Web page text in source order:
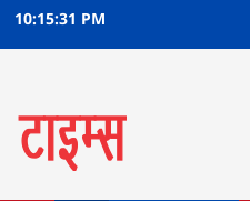
10:15:32 PM